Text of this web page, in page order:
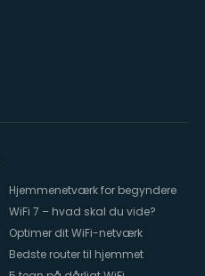
Hjemmenetværk for begyndere
WiFi 7 – hvad skal du vide?
Optimer dit WiFi-netværk
Bedste router til hjemmet